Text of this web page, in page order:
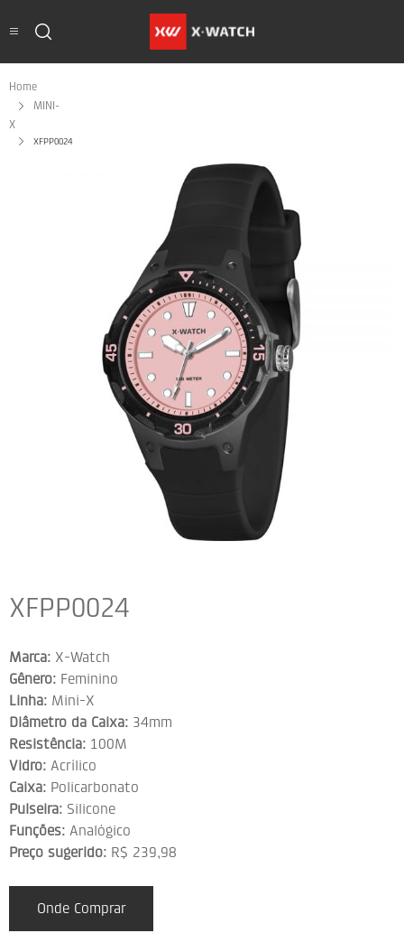
Home
MINI-
X
XFPP0024
XFPP0024
Marca: X-Watch
Gênero: Feminino
Linha: Mini-X
Diâmetro da Caixa: 34mm
Resistência: 100M
Vidro: Acrílico
Caixa: Policarbonato
Pulseira: Silicone
Funções: Analógico
Preço sugerido: R$ 239,98
Onde Comprar